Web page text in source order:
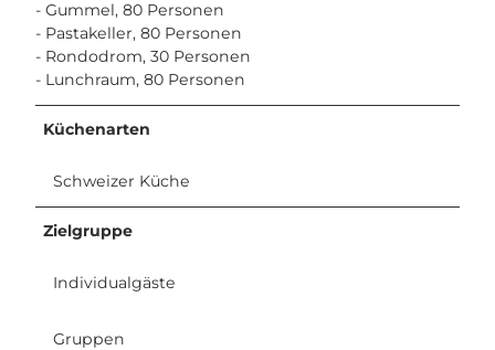
- Gummel, 80 Personen
- Pastakeller, 80 Personen
- Rondodrom, 30 Personen
- Lunchraum, 80 Personen
Küchenarten
Schweizer Küche
Zielgruppe
Individualgäste
Gruppen